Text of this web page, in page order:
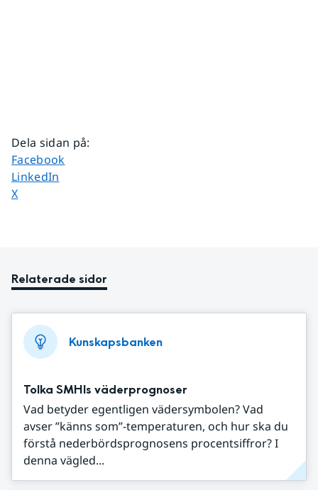
Dela sidan på:
Dela sidan på
Facebook
Dela sidan på
LinkedIn
Dela sidan på
X
Relaterade sidor
Kunskapsbanken
Tolka SMHIs väderprognoser
Vad betyder egentligen vädersymbolen? Vad
avser ”känns som”-temperaturen, och hur ska du
förstå nederbördsprognosens procentsiffror? I
denna vägled...